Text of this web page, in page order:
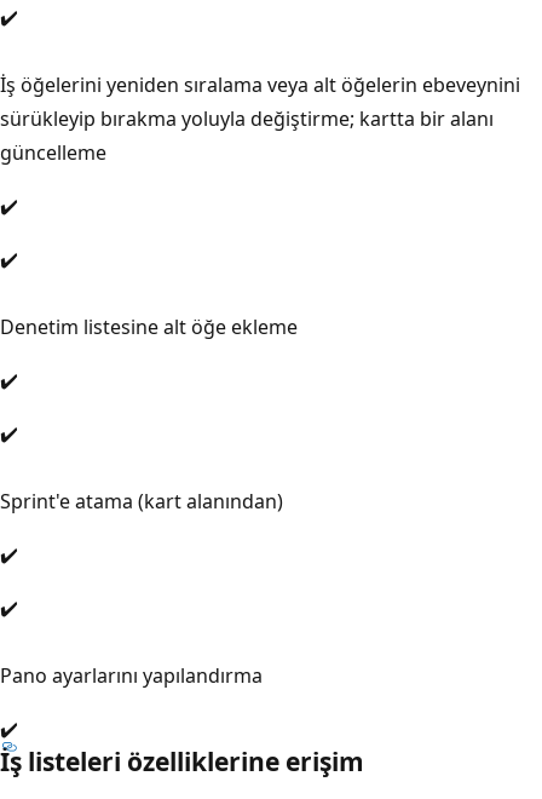
✔️
İş öğelerini yeniden sıralama veya alt öğelerin ebeveynini
sürükleyip bırakma yoluyla değiştirme; kartta bir alanı
güncelleme
✔️
✔️
Denetim listesine alt öğe ekleme
✔️
✔️
Sprint'e atama (kart alanından)
✔️
✔️
Pano ayarlarını yapılandırma
✔️
İş listeleri özelliklerine erişim